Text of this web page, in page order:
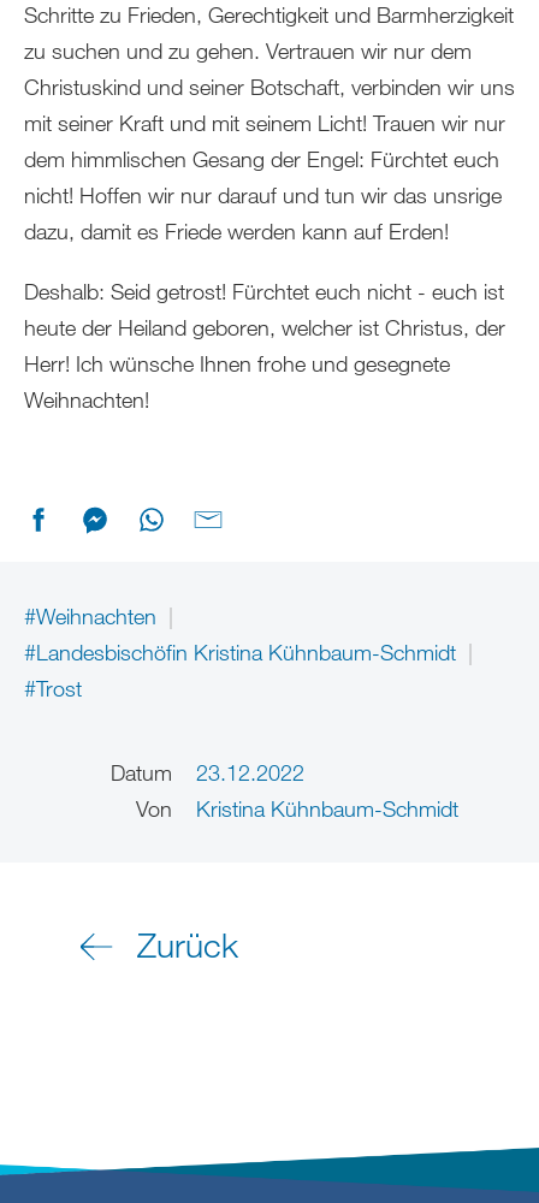
Schritte zu Frieden, Gerechtigkeit und Barmherzigkeit
zu suchen und zu gehen. Vertrauen wir nur dem
Christuskind und seiner Botschaft, verbinden wir uns
mit seiner Kraft und mit seinem Licht! Trauen wir nur
dem himmlischen Gesang der Engel: Fürchtet euch
nicht! Hoffen wir nur darauf und tun wir das unsrige
dazu, damit es Friede werden kann auf Erden!
Deshalb: Seid getrost! Fürchtet euch nicht - euch ist
heute der Heiland geboren, welcher ist Christus, der
Herr! Ich wünsche Ihnen frohe und gesegnete
Weihnachten!
#Weihnachten
#Landesbischöfin Kristina Kühnbaum-Schmidt
#Trost
Datum
23.12.2022
Von
Kristina Kühnbaum-Schmidt
Zurück